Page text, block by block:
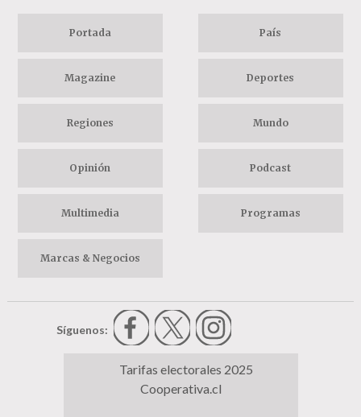
Portada País
Magazine Deportes
Regiones Mundo
Opinión Podcast
Multimedia Programas
Marcas & Negocios
Síguenos:
Tarifas electorales 2025
Cooperativa.cl